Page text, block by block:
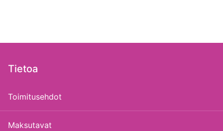
Tietoa
Toimitusehdot
Maksutavat